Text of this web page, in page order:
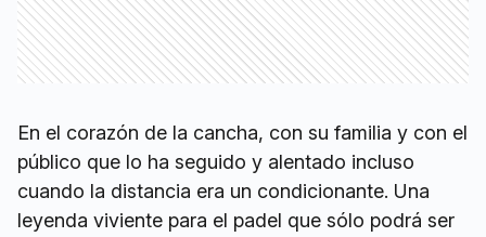
En el corazón de la cancha, con su familia y con el
público que lo ha seguido y alentado incluso
cuando la distancia era un condicionante. Una
leyenda viviente para el padel que sólo podrá ser